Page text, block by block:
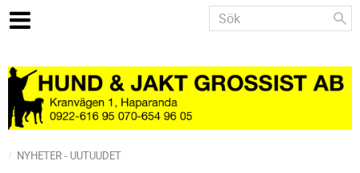
NYHETER - UUTUUDET